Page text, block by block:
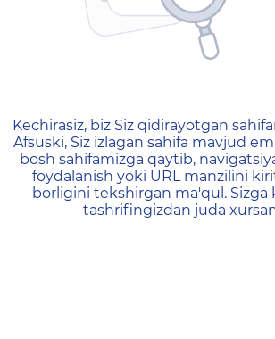
404 — Страница
Kechirasiz, biz Siz qidirayotgan
Afsuski, Siz izlagan sahifa mavjud
bosh sahifamizga qaytib,
foydalanish yoki URL manzilini
borligini tekshirgan ma'qul. Sizga
tashrifingizdan juda